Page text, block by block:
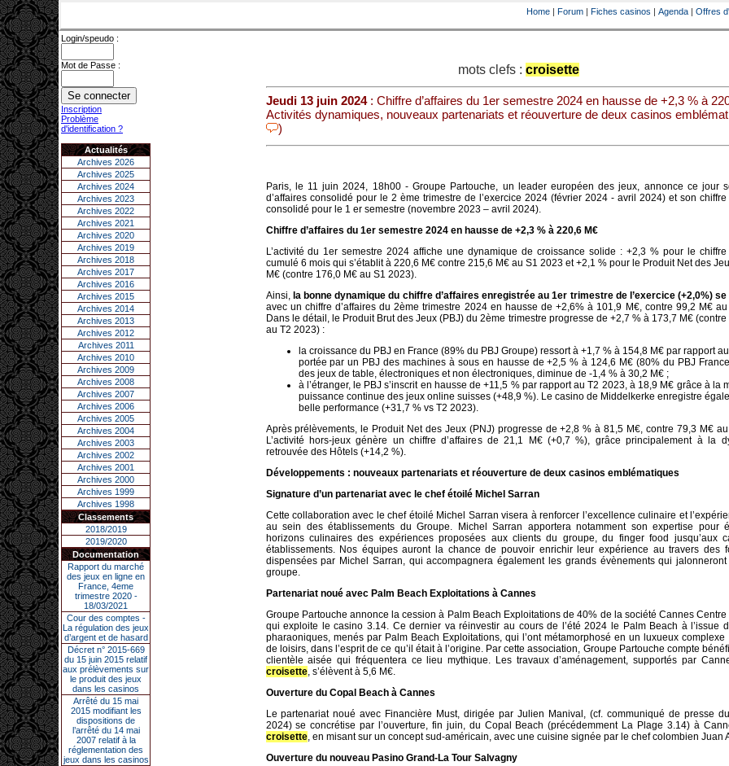
Home | Forum | Fiches casinos | Agenda | Offres
Login/speudo :
Mot de Passe :
Inscription
Problème
d'identification ?
Actualités
Archives 2026
Archives 2025
Archives 2024
Archives 2023
Archives 2022
Archives 2021
Archives 2020
Archives 2019
Archives 2018
Archives 2017
Archives 2016
Archives 2015
Archives 2014
Archives 2013
Archives 2012
Archives 2011
Archives 2010
Archives 2009
Archives 2008
Archives 2007
Archives 2006
Archives 2005
Archives 2004
Archives 2003
Archives 2002
Archives 2001
Archives 2000
Archives 1999
Archives 1998
Classements
2018/2019
2019/2020
Documentation
Rapport du marché
des jeux en ligne en
France, 4eme
trimestre 2020 -
18/03/2021
Cour des comptes -
La régulation des jeux
d’argent et de hasard
Décret n° 2015-669
du 15 juin 2015 relatif
aux prélèvements sur
le produit des jeux
dans les casinos
Arrêté du 15 mai
2015 modifiant les
dispositions de
l’arrêté du 14 mai
2007 relatif à la
réglementation des
jeux dans les casinos
mots clefs : croisette
Jeudi 13 juin 2024: Chiffre d’affaires du 1er semestre 2024 en hausse de +2,3 % à
Activités dynamiques, nouveaux partenariats et réouverture de deux casinos
)
Paris, le 11 juin 2024, 18h00 - Groupe Partouche, un leader européen des jeux, annonce ce jour
d’affaires consolidé pour le 2 ème trimestre de l’exercice 2024 (février 2024 - avril 2024) et son chiffre
consolidé pour le 1 er semestre (novembre 2023 – avril 2024).
Chiffre d’affaires du 1er semestre 2024 en hausse de +2,3 % à 220,6 M€
L’activité du 1er semestre 2024 affiche une dynamique de croissance solide : +2,3 % pour le chiffre
cumulé 6 mois qui s’établit à 220,6 M€ contre 215,6 M€ au S1 2023 et +2,1 % pour le Produit Net des
M€ (contre 176,0 M€ au S1 2023).
Ainsi, la bonne dynamique du chiffre d’affaires enregistrée au 1er trimestre de l’exercice (+2,0%)
avec un chiffre d’affaires du 2ème trimestre 2024 en hausse de +2,6% à 101,9 M€, contre 99,2 M€
Dans le détail, le Produit Brut des Jeux (PBJ) du 2ème trimestre progresse de +2,7 % à 173,7 M€
au T2 2023) :
la croissance du PBJ en France (89% du PBJ Groupe) ressort à +1,7 % à 154,8 M€ par rapport
portée par un PBJ des machines à sous en hausse de +2,5 % à 124,6 M€ (80% du PBJ
des jeux de table, électroniques et non électroniques, diminue de -1,4 % à 30,2 M€ ;
à l’étranger, le PBJ s’inscrit en hausse de +11,5 % par rapport au T2 2023, à 18,9 M€ grâce à la
puissance continue des jeux online suisses (+48,9 %). Le casino de Middelkerke enregistre
belle performance (+31,7 % vs T2 2023).
Après prélèvements, le Produit Net des Jeux (PNJ) progresse de +2,8 % à 81,5 M€, contre 79,3 M€
L’activité hors-jeux génère un chiffre d’affaires de 21,1 M€ (+0,7 %), grâce principalement à la
retrouvée des Hôtels (+14,2 %).
Développements : nouveaux partenariats et réouverture de deux casinos emblématiques
Signature d’un partenariat avec le chef étoilé Michel Sarran
Cette collaboration avec le chef étoilé Michel Sarran visera à renforcer l’excellence culinaire et
au sein des établissements du Groupe. Michel Sarran apportera notamment son expertise pour
horizons culinaires des expériences proposées aux clients du groupe, du finger food jusqu’aux
établissements. Nos équipes auront la chance de pouvoir enrichir leur expérience au travers des
dispensées par Michel Sarran, qui accompagnera également les grands évènements qui
groupe.
Partenariat noué avec Palm Beach Exploitations à Cannes
Groupe Partouche annonce la cession à Palm Beach Exploitations de 40% de la société Cannes Centre
qui exploite le casino 3.14. Ce dernier va réinvestir au cours de l’été 2024 le Palm Beach à l’issue
pharaoniques, menés par Palm Beach Exploitations, qui l’ont métamorphosé en un luxueux complexe
de loisirs, dans l’esprit de ce qu’il était à l’origine. Par cette association, Groupe Partouche compte
clientèle aisée qui fréquentera ce lieu mythique. Les travaux d’aménagement, supportés par
croisette, s’élèvent à 5,6 M€.
Ouverture du Copal Beach à Cannes
Le partenariat noué avec Financière Must, dirigée par Julien Manival, (cf. communiqué de presse
2024) se concrétise par l’ouverture, fin juin, du Copal Beach (précédemment La Plage 3.14) à
croisette, en misant sur un concept sud-américain, avec une cuisine signée par le chef colombien Juan
Ouverture du nouveau Pasino Grand-La Tour Salvagny